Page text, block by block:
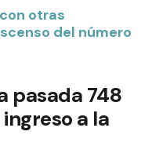
otras
del número
pasada 748
a la